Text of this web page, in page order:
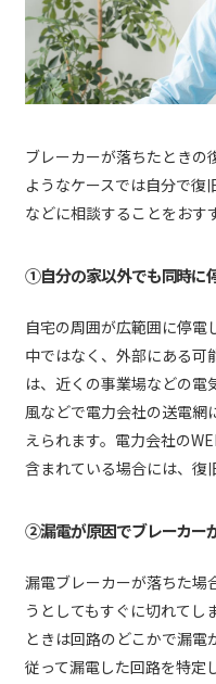
ブレーカーが落ちたときの
ようなケースでは自分で復
などに相談することをおす
①自分の家以外でも同時に
自宅の周囲が広範囲に停電
中ではなく、外部にある可
は、近くの事業場などの電
風などで電力会社の送電網
えられます。電力会社の
含まれている場合には、復
②漏電が原因でブレーカー
漏電ブレーカーが落ちた場
うとしてもすぐに切れてし
ときは回路のどこかで漏電
従って漏電した回路を特定